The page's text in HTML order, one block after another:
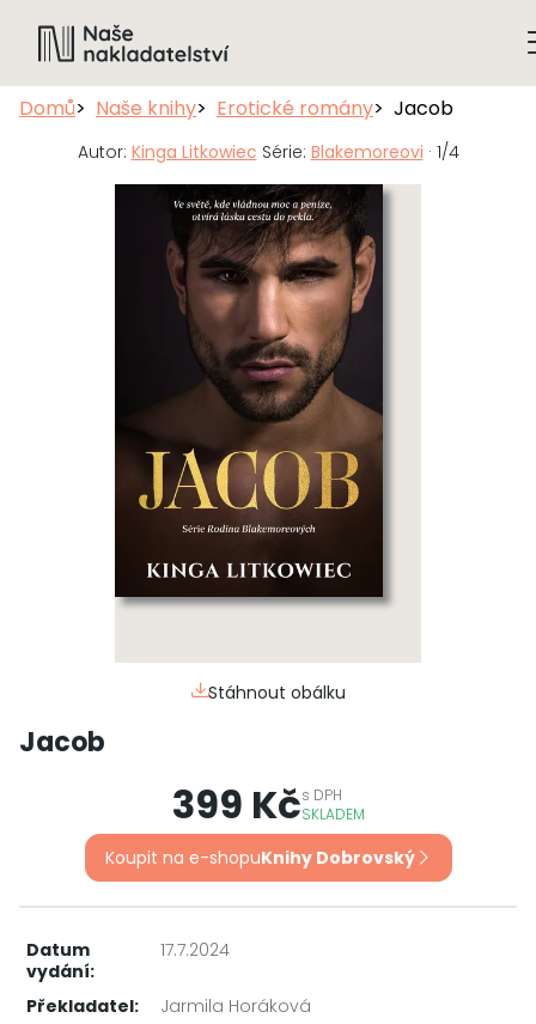
Domů Naše knihy Erotické romány Jacob
Autor: Kinga Litkowiec Série: Blakemoreovi · 1/4
Stáhnout obálku
Jacob
399 Kčs DPH
SKLADEM
Koupit na e-shopuKnihy Dobrovský
Datum
vydání:
17.7.2024
Překladatel:
Jarmila Horáková